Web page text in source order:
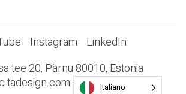
Instagram
LinkedIn
tee 20, Pärnu 80010, Estonia
tadesign.com +372 44 23 023
Italiano